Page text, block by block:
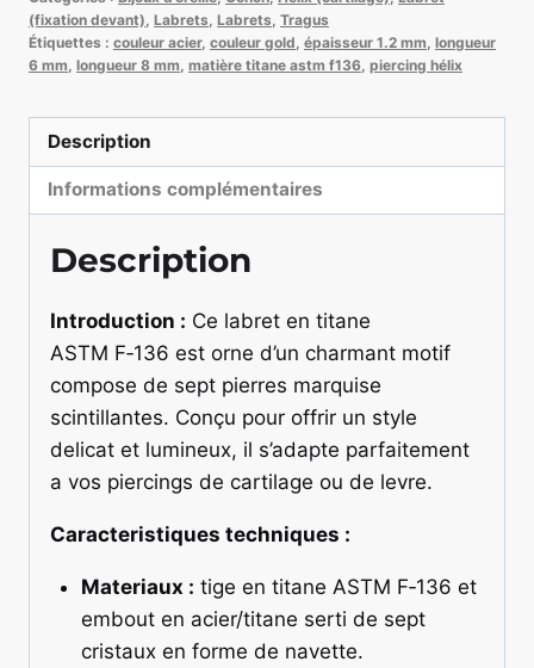
In
air
marquises
(fixation devant), Labrets, Labrets, Tragus
Étiquettes : couleur acier, couleur gold, épaisseur 1.2 mm, longueur
6 mm, longueur 8 mm, matière titane astm f136, piercing hélix
Description
Informations complémentaires
Description
Introduction : Ce labret en titane
ASTM F‑136 est orne d’un charmant motif
compose de sept pierres marquise
scintillantes. Conçu pour offrir un style
delicat et lumineux, il s’adapte parfaitement
a vos piercings de cartilage ou de levre.
Caracteristiques techniques :
Materiaux : tige en titane ASTM F‑136 et
embout en acier/titane serti de sept
cristaux en forme de navette.